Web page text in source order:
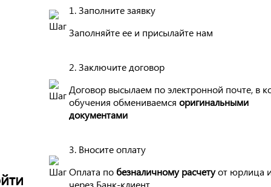
1. Заполните заявку
Заполняйте ее и присылайте нам
2. Заключите договор
Договор высылаем по электронной почте, в
обучения обмениваемся оригинальными
документами
3. Вносите оплату
Оплата по безналичному расчетуот юрлица
через Банк-клиент